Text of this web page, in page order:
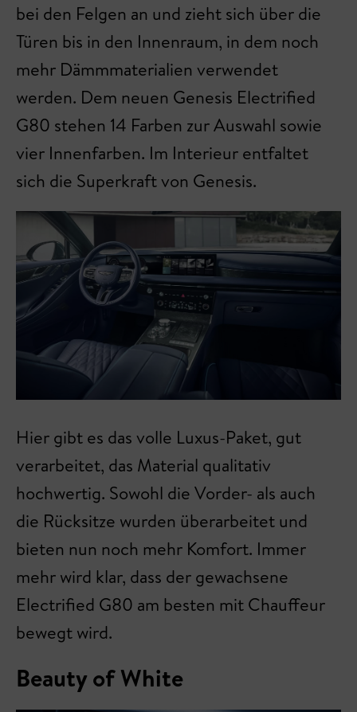
bei den Felgen an und zieht sich über die
Türen bis in den Innenraum, in dem noch
mehr Dämmmaterialien verwendet
werden. Dem neuen Genesis Electrified
G80 stehen 14 Farben zur Auswahl sowie
vier Innenfarben. Im Interieur entfaltet
sich die Superkraft von Genesis.
Hier gibt es das volle Luxus-Paket, gut
verarbeitet, das Material qualitativ
hochwertig. Sowohl die Vorder- als auch
die Rücksitze wurden überarbeitet und
bieten nun noch mehr Komfort. Immer
mehr wird klar, dass der gewachsene
Electrified G80 am besten mit Chauffeur
bewegt wird.
Beauty of White